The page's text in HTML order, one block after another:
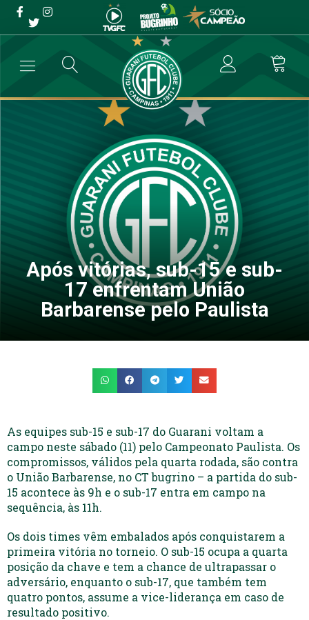
Após vitórias, sub-15 e
sub-17 enfrentam União
Barbarense pelo Paulista
Categoria de Base → Após vitórias, sub-15 e sub-17 enfrentam
Após vitórias, sub-15 e sub-
17 enfrentam União
Barbarense pelo Paulista
As equipes sub-15 e sub-17 do Guarani voltam a
campo neste sábado (11) pelo Campeonato Paulista. Os
compromissos, válidos pela quarta rodada, são contra
o União Barbarense, no CT bugrino – a partida do sub-
15 acontece às 9h e o sub-17 entra em campo na
sequência, às 11h.
Os dois times vêm embalados após conquistarem a
primeira vitória no torneio. O sub-15 ocupa a quarta
posição da chave e tem a chance de ultrapassar o
adversário, enquanto o sub-17, que também tem
quatro pontos, assume a vice-liderança em caso de
resultado positivo.